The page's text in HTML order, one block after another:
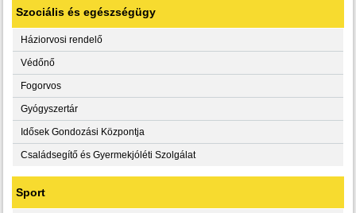
Szociális és egészségügy
Háziorvosi rendelő
Védőnő
Fogorvos
Gyógyszertár
Idősek Gondozási Központja
Családsegítő és Gyermekjóléti Szolgálat
Sport